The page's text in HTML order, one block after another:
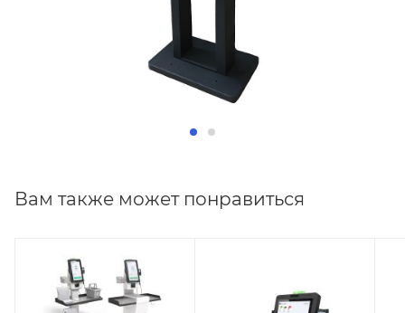
Вам также может понравиться